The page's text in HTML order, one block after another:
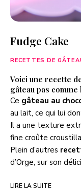
Fudge Cake
RECETTES DE
Voici une recette
gâteau pas
Ce gâteau au
au lait, ce qui lui
Il a une texture
fine croûte
Plein d’autres
d’Orge, sur son
LIRE LA SUITE